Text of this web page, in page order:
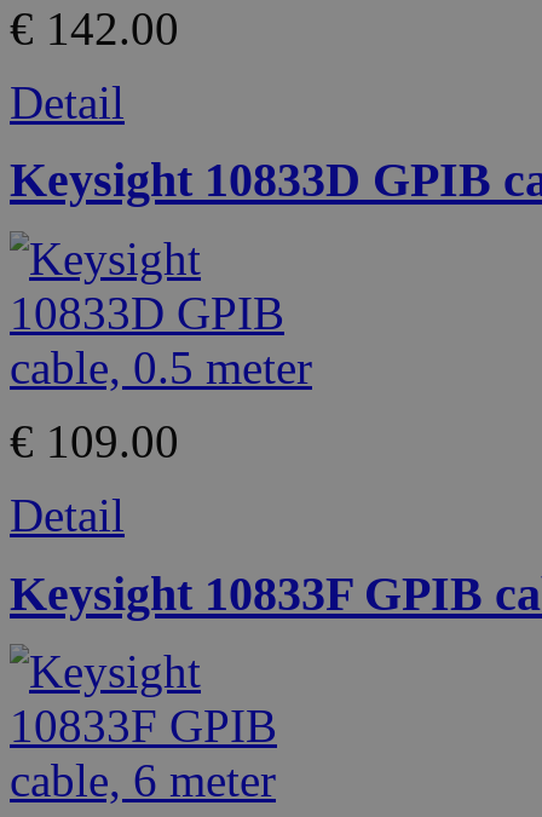
€ 142.00
Detail
Keysight 10833D GPIB
€ 109.00
Detail
Keysight 10833F GPIB